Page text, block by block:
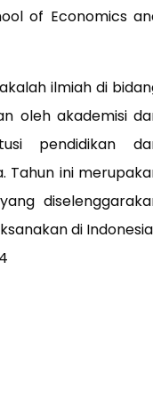
of Economics
ilmiah di
oleh akademisi
pendidikan
Tahun ini
di